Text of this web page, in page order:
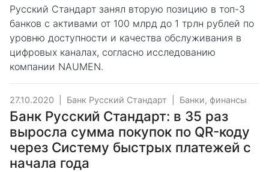
Русский Стандарт занял вторую позицию в топ-3
банков с активами от 100 млрд до 1 трлн рублей по
уровню доступности и качества обслуживания в
цифровых каналах, согласно исследованию
компании NAUMEN.
27.10.2020 Банк Русский Стандарт Банки, финансы
Банк Русский Стандарт: в 35 раз
выросла сумма покупок по QR-коду
через Систему быстрых платежей с
начала года